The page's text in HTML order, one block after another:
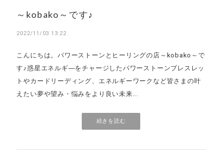
～kobako～です♪
2022/11/03 13:22
こんにちは。パワーストーンとヒーリングの店～kobako～で
す♪惑星エネルギ―をチャージしたパワーストーンブレスレッ
トやカードリーディング、エネルギーワークなど皆さまの叶
えたい夢や望み・悩みをより良い未来...
続きを読む